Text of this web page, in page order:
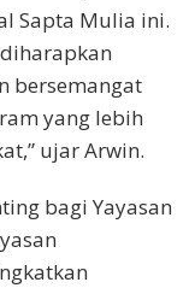
Sapta Mulia ini.
bersemangat
yang lebih
ujar Arwin.
bagi Yayasan